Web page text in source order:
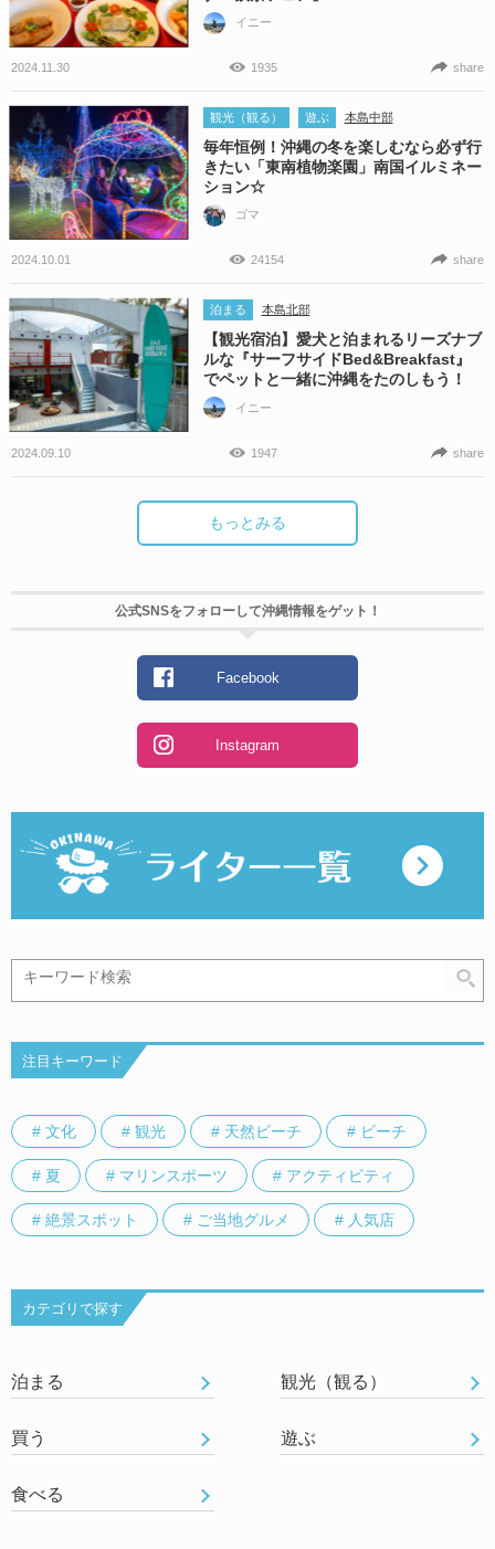
イニー
2024.11.30 1935 share
観光（観る） 遊ぶ 本島中部
毎年恒例！沖縄の冬を楽しむなら必ず行
きたい「東南植物楽園」南国イルミネー
ション☆
ゴマ
2024.10.01 24154 share
泊まる 本島北部
【観光宿泊】愛犬と泊まれるリーズナブ
ルな『サーフサイドBed&Breakfast』
でペットと一緒に沖縄をたのしもう！
イニー
2024.09.10 1947 share
もっとみる
公式SNSをフォローして沖縄情報をゲット！
Facebook
Instagram
注目キーワード
# 文化 # 観光 # 天然ビーチ # ビーチ
# 夏 # マリンスポーツ # アクティビティ
# 絶景スポット # ご当地グルメ # 人気店
カテゴリで探す
泊まる 観光（観る）
買う 遊ぶ
食べる